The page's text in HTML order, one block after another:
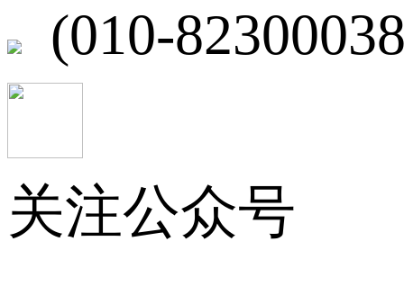
(010-
关注公众号